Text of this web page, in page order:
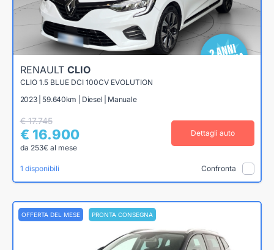
RENAULT CLIO
CLIO 1.5 BLUE DCI 100CV EVOLUTION
2023 | 59.640km | Diesel | Manuale
€ 17.745
€ 16.900
da 253€ al mese
Dettagli auto
1 disponibili Confronta
OFFERTA DEL MESE PRONTA CONSEGNA